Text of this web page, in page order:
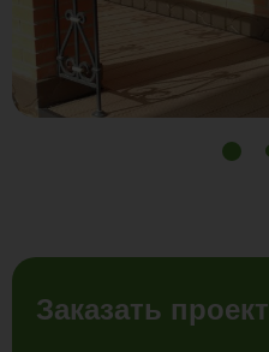
Заказать проект